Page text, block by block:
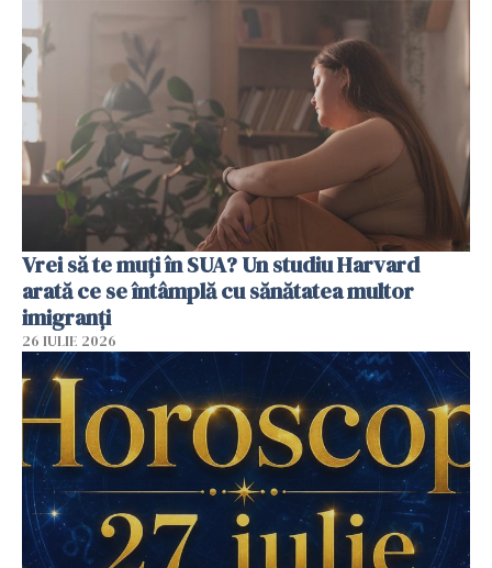
Vrei să te muți în SUA? Un studiu Harvard
arată ce se întâmplă cu sănătatea multor
imigranți
26 IULIE 2026